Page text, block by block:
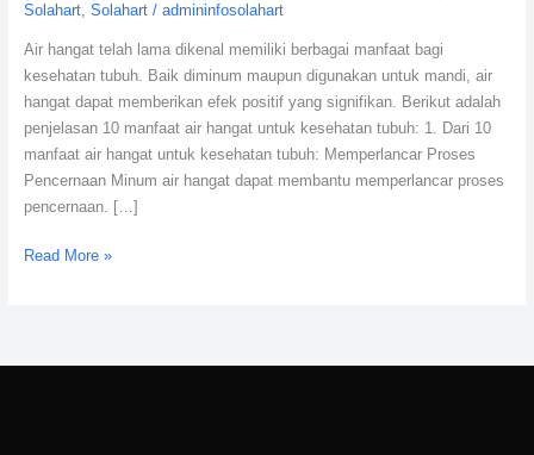
Solahart, Solahart/ admininfosolahart
Air hangat telah lama dikenal memiliki berbagai manfaat bagi
kesehatan tubuh. Baik diminum maupun digunakan untuk mandi, air
hangat dapat memberikan efek positif yang signifikan. Berikut adalah
penjelasan 10 manfaat air hangat untuk kesehatan tubuh: 1. Dari 10
manfaat air hangat untuk kesehatan tubuh: Memperlancar Proses
Pencernaan Minum air hangat dapat membantu memperlancar proses
pencernaan. […]
Read More »